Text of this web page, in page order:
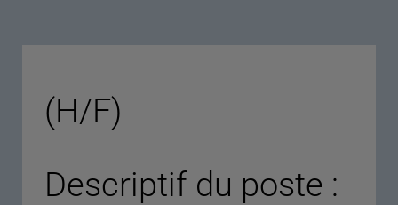
(H/F)
Descriptif du poste :